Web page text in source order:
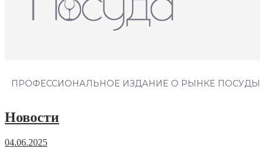
ПРОФЕССИОНАЛЬНОЕ ИЗДАНИЕ О РЫНКЕ ПОСУДЫ
Новости
04.06.2025